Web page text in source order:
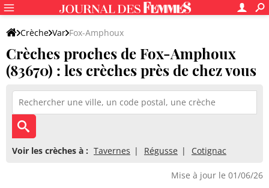
Crèche Var Fox-Amphoux
Crèches proches de Fox-Amphoux
(83670) : les crèches près de chez vous
Voir les crèches à : Tavernes Régusse Cotignac
Mise à jour le 01/06/26